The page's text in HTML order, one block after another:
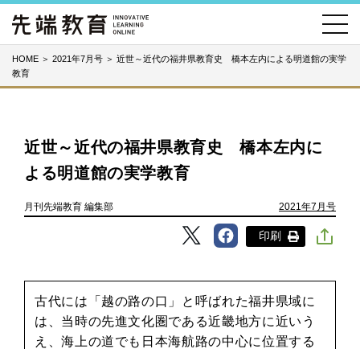
HOME ＞ 2021年7月号 ＞ 近世～近代の福井県教育史 橋本左内による明道館の実学
教育
近世～近代の福井県教育史 橋本左内に
よる明道館の実学教育
月刊先端教育 編集部 2021年7月号
印刷
古代には「越の路の口」と呼ばれた福井県域に
は、当時の先進文化圏である近畿地方に近いう
え、海上の道でも日本海航路の中心に位置する